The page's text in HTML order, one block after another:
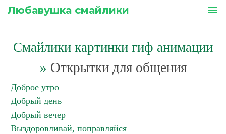
Любавушка смайлики menu
Смайлики картинки гиф анимации
» Открытки для общения
Доброе утро
Добрый день
Добрый вечер
Выздоровливай, поправляйся